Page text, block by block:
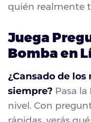
quién realmente
Juega
Bomba en
¿Cansado de
siempre? Pasa
nivel. Con